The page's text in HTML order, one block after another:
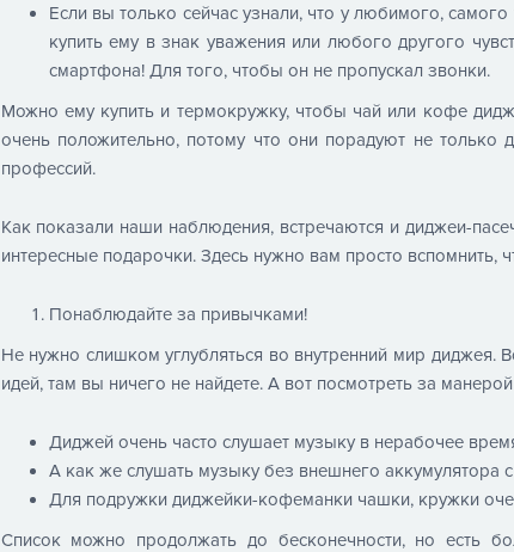
Если вы только сейчас узнали, что у любимого,
купить ему в знак уважения или любого другого
смартфона! Для того, чтобы он не пропускал звонки.
Можно ему купить и термокружку, чтобы чай или кофе
очень положительно, потому что они порадуют не только
профессий.
Как показали наши наблюдения, встречаются и диджеи-
интересные подарочки. Здесь нужно вам просто вспомнить,
Понаблюдайте за привычками!
Не нужно слишком углубляться во внутренний мир диджея.
идей, там вы ничего не найдете. А вот посмотреть за
Диджей очень часто слушает музыку в нерабочее
А как же слушать музыку без внешнего аккумулятора
Для подружки диджейки-кофеманки чашки, кружки
Список можно продолжать до бесконечности, но есть